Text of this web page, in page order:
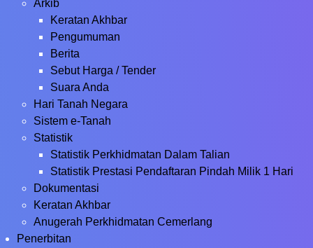
Arkib
Keratan Akhbar
Pengumuman
Berita
Sebut Harga / Tender
Suara Anda
Hari Tanah Negara
Sistem e-Tanah
Statistik
Statistik Perkhidmatan Dalam Talian
Statistik Prestasi Pendaftaran Pindah Milik 1 Hari
Dokumentasi
Keratan Akhbar
Anugerah Perkhidmatan Cemerlang
Penerbitan